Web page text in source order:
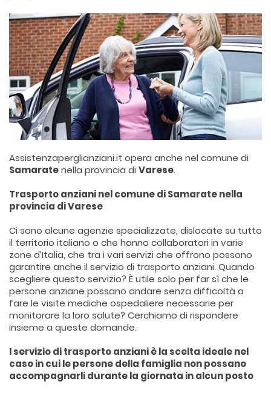
Assistenzaperglianziani.it opera anche nel comune di
Samaratenella provincia di Varese.
Trasporto anziani nel comune di Samarate nella
provincia di Varese
Ci sono alcune agenzie specializzate, dislocate su tutto
il territorio italiano o che hanno collaboratori in varie
zone d’Italia, che tra i vari servizi che offrono possono
garantire anche il servizio di trasporto anziani. Quando
scegliere questo servizio? È utile solo per far sì che le
persone anziane possano andare senza difficoltà a
fare le visite mediche ospedaliere necessarie per
monitorare la loro salute? Cerchiamo di rispondere
insieme a queste domande.
I servizio di trasporto anziani è la scelta ideale nel
caso in cui le persone della famiglia non possano
accompagnarli durante la giornata in alcun posto